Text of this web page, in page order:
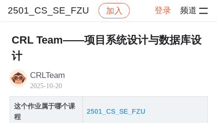
2501_CS_SE_FZU 加入 登录 频道
社区 2501_CS_SE_FZU 作业提交 帖子详情
CRL Team——项目系统设计与数据库设
计
CRLTeam
2025-10-20
这个作业属于哪个课
程
2501_CS_SE_FZU